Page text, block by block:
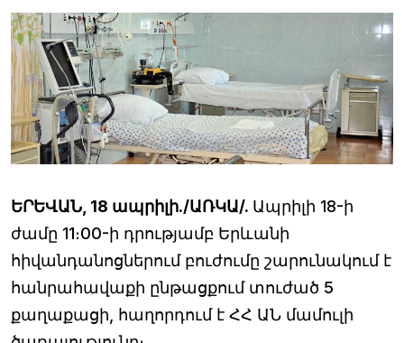
ԵՐԵՎԱՆ, 18 ապրիլի./ԱՌԿԱ/. Ապրիլի 18-ի
ժամը 11։00-ի դրությամբ Երևանի
հիվանդանոցներում բուժումը շարունակում է
հանրահավաքի ընթացքում տուժած 5
քաղաքացի, հաղորդում է ՀՀ ԱՆ մամուլի